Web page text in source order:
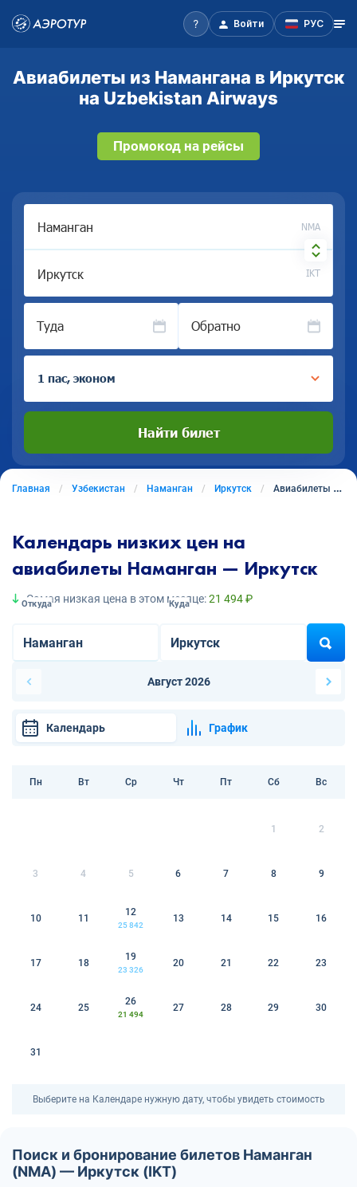
Войти РУС
Авиабилеты из Намангана в Иркутск
на Uzbekistan Airways
Промокод на рейсы
NMA
IKT
Туда Обратно
1 пас, эконом
Найти билет
Главная Узбекистан Наманган Иркутск Авиабилеты из Намангана в Иркутск
Календарь низких цен на
авиабилеты Наманган — Иркутск
Самая низкая цена в этом месяце:21 494 ₽
Откуда Куда
Август 2026
Календарь График
Пн Вт Ср Чт Пт Сб Вс
1 2
3 4 5 6 7 8 9
10 11
12
25 842
13 14 15 16
17 18
19
23 326
20 21 22 23
24 25
26
21 494
27 28 29 30
31
Выберите на Календаре нужную дату, чтобы увидеть стоимость
Поиск и бронирование билетов Наманган
(NMA) — Иркутск (IKT)